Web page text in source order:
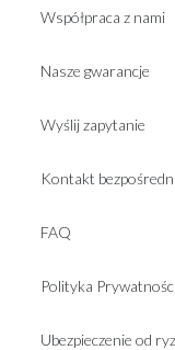
Współpraca z nami
Nasze gwarancje
Wyślij zapytanie
Kontakt
FAQ
Polityka
Ubezpieczenie od